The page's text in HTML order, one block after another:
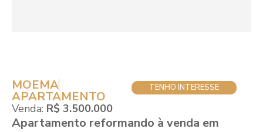
MOEMA
APARTAMENTO
Venda: R$ 3.500.000
TENHO INTERESSE
Apartamento reformando à venda em